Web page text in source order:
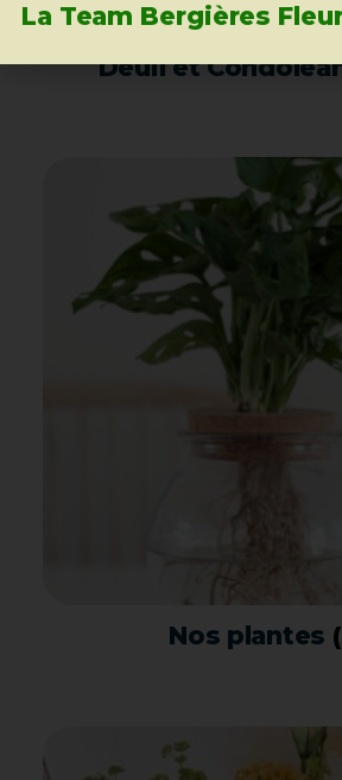
Deuil et
Nos plantes
La Team Bergières